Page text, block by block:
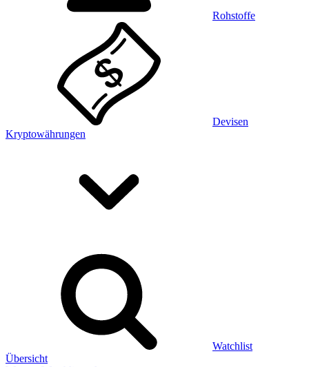
Rohstoffe
Devisen
Kryptowährungen
Watchlist
Übersicht